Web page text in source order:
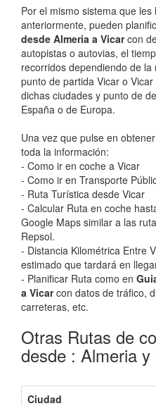
Por el mismo sistema que les
anteriormente, pueden
desde Almeria a Vicarcon
autopistas o autovias, el
recorridos dependiendo de
punto de partida Vicar o
dichas ciudades y punto de
España o de Europa.
Una vez que pulse en
toda la información:
- Como ir en coche a Vicar
- Como ir en Transporte
- Ruta Turística desde Vicar
- Calcular Ruta en coche
Google Maps similar a las
Repsol.
- Distancia Kilométrica Entre
estimado que tardará en
- Planificar Ruta como en
a Vicarcon datos de tráfico,
carreteras, etc.
Otras Rutas de
desde : Almeria
Ciudad